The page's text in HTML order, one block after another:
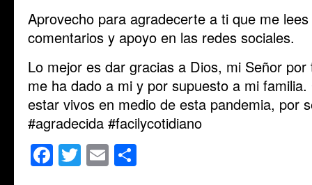
Aprovecho para agradecerte a ti que me
comentarios y apoyo en las redes sociales.
Lo mejor es dar gracias a Dios, mi Señor
me ha dado a mi y por supuesto a mi
estar vivos en medio de esta pandemia, por
#agradecida #facilycotidiano
Facebook
Twitter
Email